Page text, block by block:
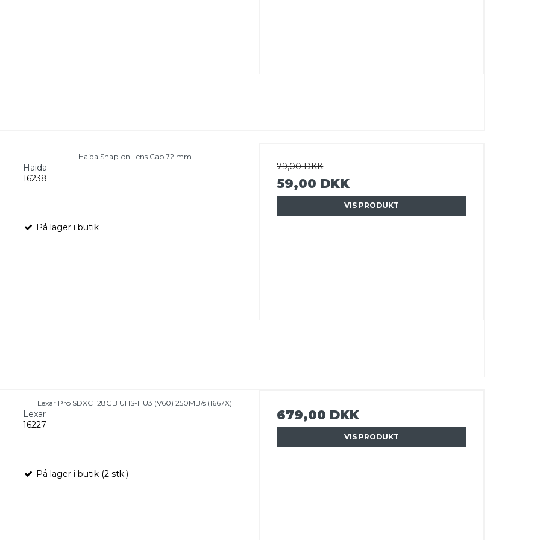
Haida Snap-on Lens Cap 72 mm
Haida
16238
På lager i butik
79,00 DKK
59,00 DKK
VIS PRODUKT
Lexar Pro SDXC 128GB UHS-II U3 (V60) 250MB/s (1667X)
Lexar
16227
På lager i butik (2 stk.)
679,00 DKK
VIS PRODUKT